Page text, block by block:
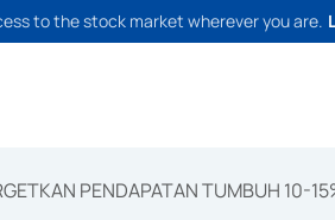
to the stock market wherever you are.
PENDAPATAN TUMBUH 10-